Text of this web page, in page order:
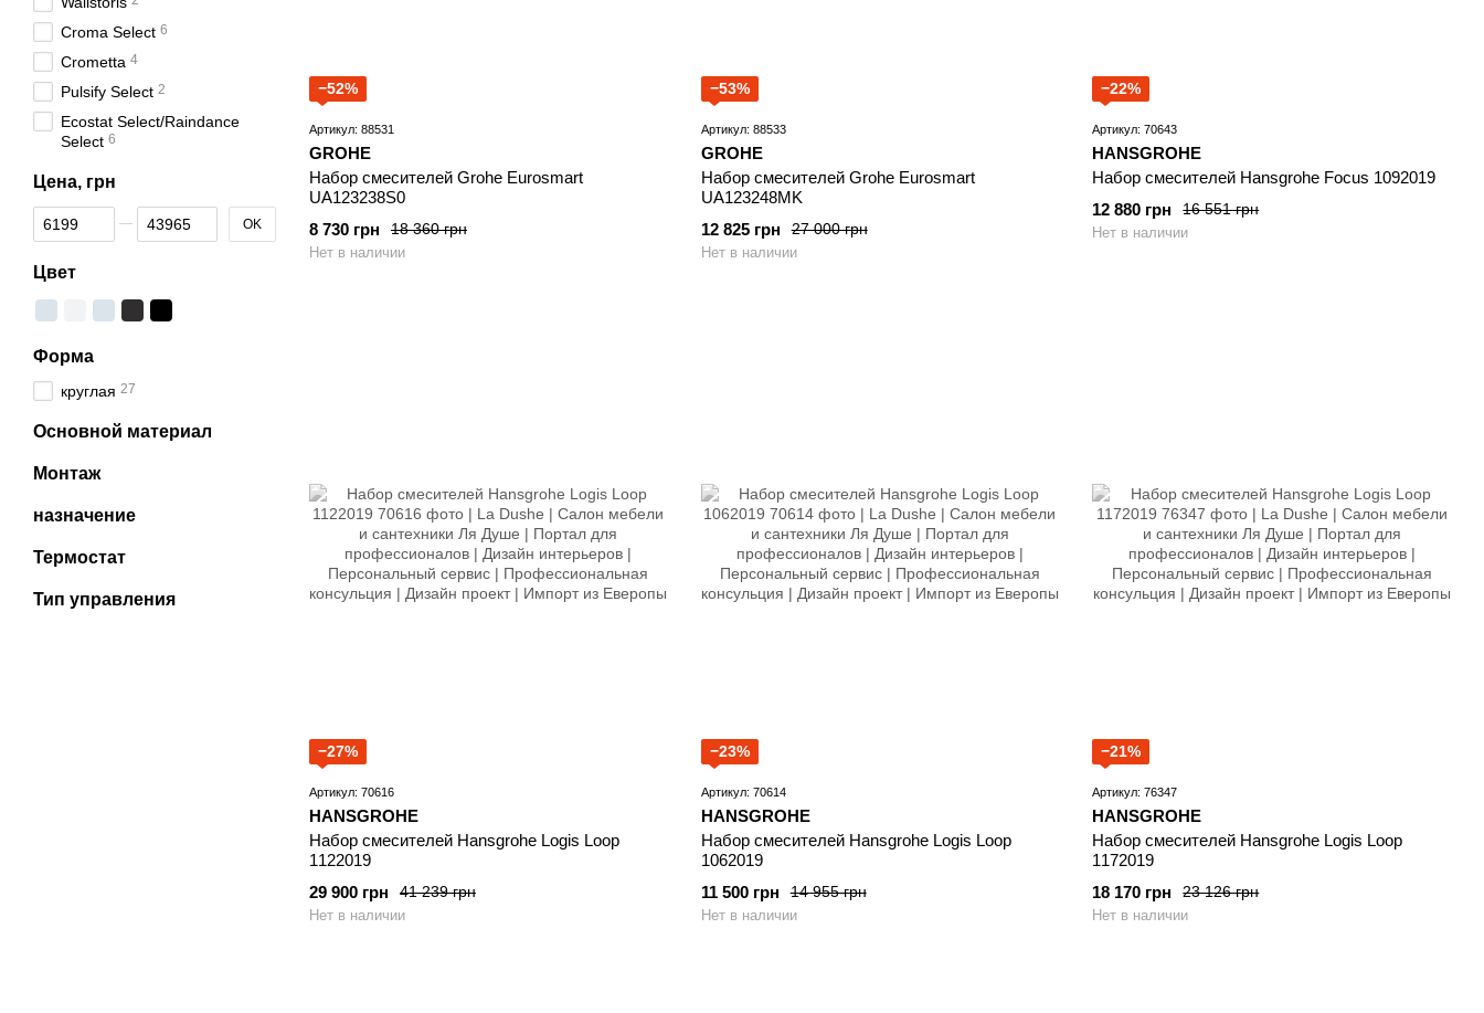
−52%
Артикул: 88531
GROHE
Набор смесителей Grohe Eurosmart
UA123238S0
18 360 грн
8 730 грн
Нет в наличии
−53%
Артикул: 88533
GROHE
Набор смесителей Grohe Eurosmart
UA123248МK
27 000 грн
12 825 грн
Нет в наличии
−22%
Артикул: 70643
HANSGROHE
Набор смесителей Hansgrohe Focus 1092019
16 551 грн
12 880 грн
Нет в наличии
−27%
Артикул: 70616
HANSGROHE
Набор смесителей Hansgrohe Logis Loop
1122019
41 239 грн
29 900 грн
Нет в наличии
−23%
Артикул: 70614
HANSGROHE
Набор смесителей Hansgrohe Logis Loop
1062019
14 955 грн
11 500 грн
Нет в наличии
−21%
Артикул: 76347
HANSGROHE
Набор смесителей Hansgrohe Logis Loop
1172019
23 126 грн
18 170 грн
Нет в наличии
Croma Select 6
Crometta 4
Pulsify Select 2
Ecostat Select/Raindance
Select 6
Цена, грн
От Цена, грн
До Цена, грн OK
Цвет
Форма
круглая 27
Основной материал
Монтаж
назначение
Термостат
Тип управления